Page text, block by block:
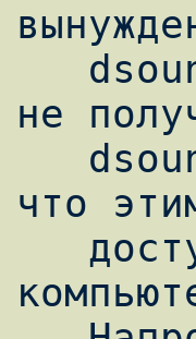
не
что